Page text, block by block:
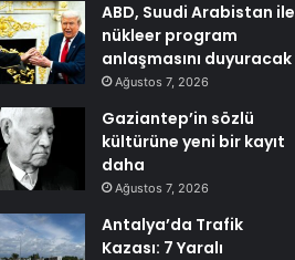
ABD, Suudi Arabistan ile
nükleer program
anlaşmasını duyuracak
Ağustos 7, 2026
Gaziantep’in sözlü
kültürüne yeni bir kayıt
daha
Ağustos 7, 2026
Antalya’da Trafik
Kazası: 7 Yaralı